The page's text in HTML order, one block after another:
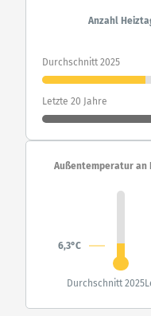
Anzahl
Durchschnitt 2025
Letzte 20 Jahre
Außentemperatur an
6,3°C
Durchschnitt 2025